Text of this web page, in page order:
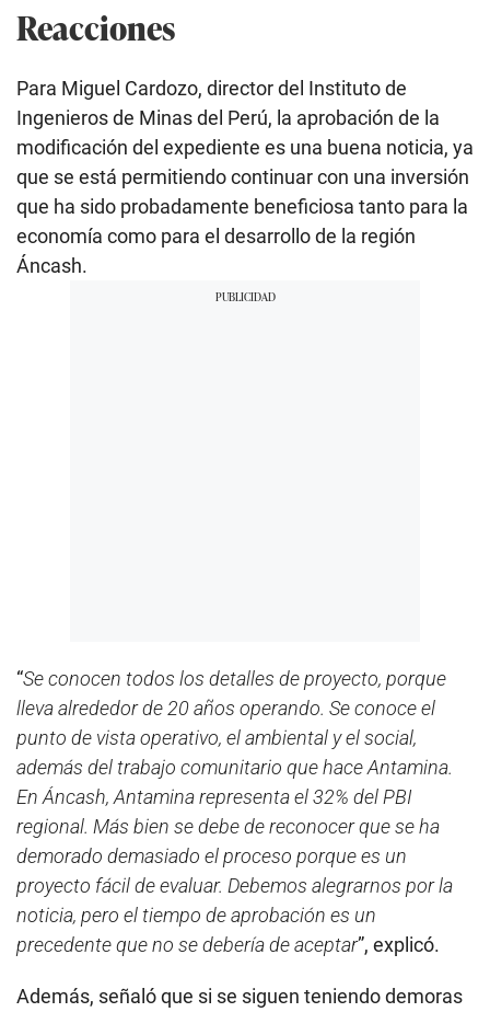
Reacciones
Para Miguel Cardozo, director del Instituto de
Ingenieros de Minas del Perú, la aprobación de la
modificación del expediente es una buena noticia, ya
que se está permitiendo continuar con una inversión
que ha sido probadamente beneficiosa tanto para la
economía como para el desarrollo de la región
Áncash.
“Se conocen todos los detalles de proyecto, porque
lleva alrededor de 20 años operando. Se conoce el
punto de vista operativo, el ambiental y el social,
además del trabajo comunitario que hace Antamina.
En Áncash, Antamina representa el 32% del PBI
regional. Más bien se debe de reconocer que se ha
demorado demasiado el proceso porque es un
proyecto fácil de evaluar. Debemos alegrarnos por la
noticia, pero el tiempo de aprobación es un
precedente que no se debería de aceptar”, explicó.
Además, señaló que si se siguen teniendo demoras